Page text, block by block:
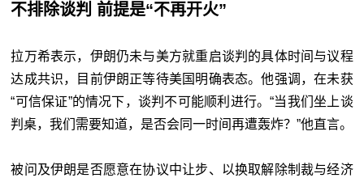
不排除谈判 前提是“不再开火”
拉万希表示，伊朗仍未与美方就重启谈判的具体时间与议程
达成共识，目前伊朗正等待美国明确表态。他强调，在未获
“可信保证”的情况下，谈判不可能顺利进行。“当我们坐上谈
判桌，我们需要知道，是否会同一时间再遭轰炸？”他直言。
被问及伊朗是否愿意在协议中让步、以换取解除制裁与经济